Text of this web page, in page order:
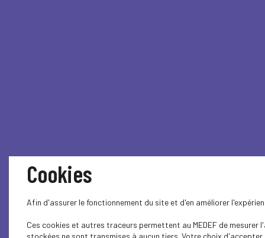
Cookies
Afin d'assurer le fonctionnement du site et d'en améliorer
Ces cookies et autres traceurs permettent au MEDEF de
stockées ne sont transmises à aucun tiers. Votre choix